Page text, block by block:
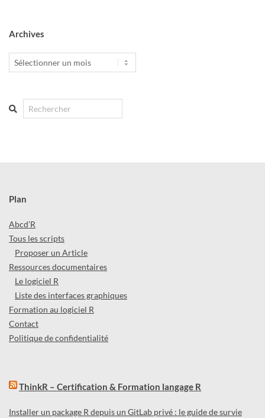
Archives
Archives
Search
Plan
Abcd’R
Tous les scripts
Proposer un Article
Ressources documentaires
Le logiciel R
Liste des interfaces graphiques
Formation au logiciel R
Contact
Politique de confidentialité
ThinkR – Certification & Formation langage R
Installer un package R depuis un GitLab privé : le guide de survie